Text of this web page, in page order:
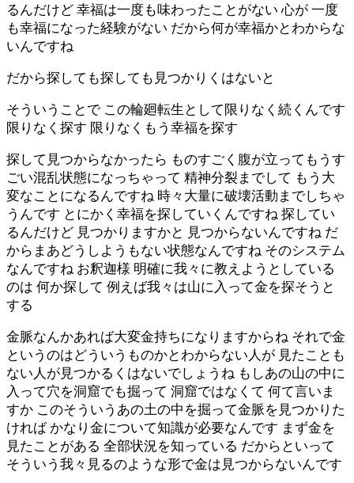
るんだけど 幸福は一度も味わったことがない 心が 一度
も幸福になった経験がない だから何が幸福かとわからな
いんですね
だから探しても探しても見つかりくはないと
そういうことで この輪廻転生として限りなく続くんです
限りなく探す 限りなくもう幸福を探す
探して見つからなかったら ものすごく腹が立ってもうす
ごい混乱状態になっちゃって 精神分裂までして もう大
変なことになるんですね 時々大量に破壊活動までしちゃ
うんです とにかく幸福を探していくんですね 探してい
るんだけど 見つかりますかと 見つからないんですね だ
からまあどうしようもない状態なんですね そのシステム
なんですね お釈迦様 明確に我々に教えようとしている
のは 何か探して 例えば我々は山に入って金を探そうと
する
金脈なんかあれば大変金持ちになりますからね それで金
というのはどういうものかとわからない人が 見たことも
ない人が見つかるくはないでしょうね もしあの山の中に
入って穴を洞窟でも掘って 洞窟ではなくて 何て言いま
すか このそういうあの土の中を掘って金脈を見つかりた
ければ かなり金について知識が必要なんです まず金を
見たことがある 全部状況を知っている だからといって
そういう我々見るのような形で金は見つからないんです